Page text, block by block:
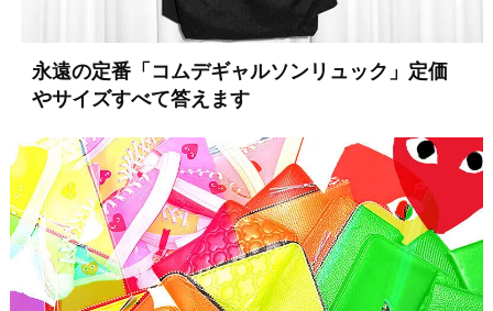
永遠の定番「コムデギャルソンリュック」定価
やサイズすべて答えます